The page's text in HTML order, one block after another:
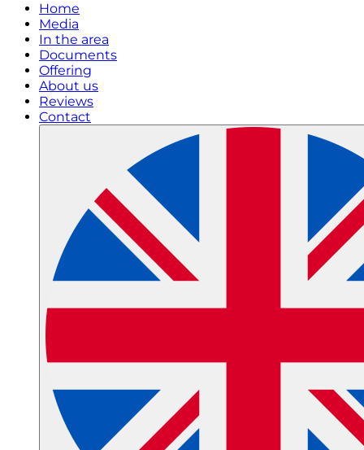
Home
Media
In the area
Documents
Offering
About us
Reviews
Contact